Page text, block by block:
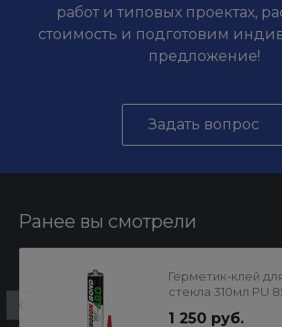
работ и типовых проектах,
стоимость и подготовим
предложение!
Задать вопрос
Ранее вы смотрели
Герметик-клей
стекла 310мл PU
1 250 руб.